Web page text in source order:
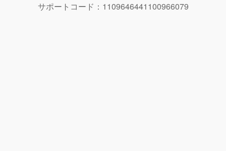
サポートコード：1109646441100966079